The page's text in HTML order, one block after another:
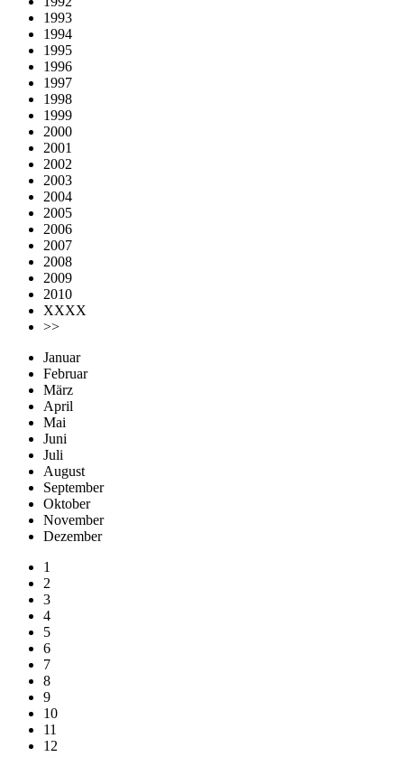
1993
1994
1995
1996
1997
1998
1999
2000
2001
2002
2003
2004
2005
2006
2007
2008
2009
2010
XXXX
>>
Januar
Februar
März
April
Mai
Juni
Juli
August
September
Oktober
November
Dezember
1
2
3
4
5
6
7
8
9
10
11
12